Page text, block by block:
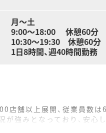
ており、それぞれの店舗
生した時間外手当は1分単
層の薬剤師が日々の業務で
月～土
9:00～18:00 休憩60分
10:30～19:30 休憩60分
1日8時間、週40時間勤務
舗以上展開、従業員数
が強みとなっており、安